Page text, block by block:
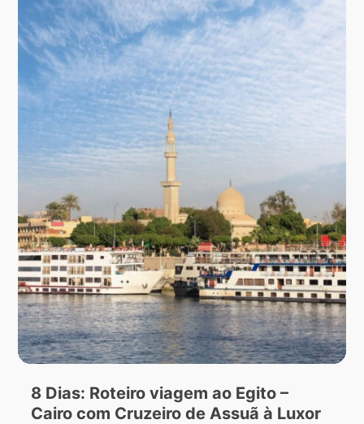
8 Dias: Roteiro viagem ao Egito –
Cairo com Cruzeiro de Assuã à Luxor